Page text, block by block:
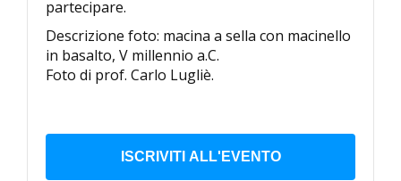
partecipare.
Descrizione foto: macina a sella con macinello
in basalto, V millennio a.C.
Foto di prof. Carlo Lugliè.
ISCRIVITI ALL'EVENTO